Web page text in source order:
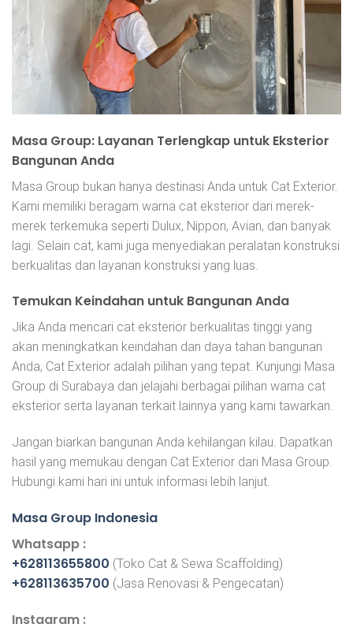
Masa Group: Layanan Terlengkap untuk Eksterior
Bangunan Anda
Masa Group bukan hanya destinasi Anda untuk Cat Exterior.
Kami memiliki beragam warna cat eksterior dari merek-
merek terkemuka seperti Dulux, Nippon, Avian, dan banyak
lagi. Selain cat, kami juga menyediakan peralatan konstruksi
berkualitas dan layanan konstruksi yang luas.
Temukan Keindahan untuk Bangunan Anda
Jika Anda mencari cat eksterior berkualitas tinggi yang
akan meningkatkan keindahan dan daya tahan bangunan
Anda, Cat Exterior adalah pilihan yang tepat. Kunjungi Masa
Group di Surabaya dan jelajahi berbagai pilihan warna cat
eksterior serta layanan terkait lainnya yang kami tawarkan.
Jangan biarkan bangunan Anda kehilangan kilau. Dapatkan
hasil yang memukau dengan Cat Exterior dari Masa Group.
Hubungi kami hari ini untuk informasi lebih lanjut.
Masa Group Indonesia
Whatsapp :
+628113655800 (Toko Cat & Sewa Scaffolding)
+628113635700 (Jasa Renovasi & Pengecatan)
Instagram :